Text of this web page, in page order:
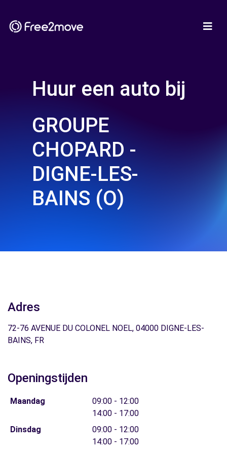
Huur een auto bij
GROUPE
CHOPARD -
DIGNE-LES-
BAINS (O)
Adres
72-76 AVENUE DU COLONEL NOEL, 04000 DIGNE-LES-
BAINS, FR
Openingstijden
Maandag
09:00 - 12:00
14:00 - 17:00
Dinsdag
09:00 - 12:00
14:00 - 17:00